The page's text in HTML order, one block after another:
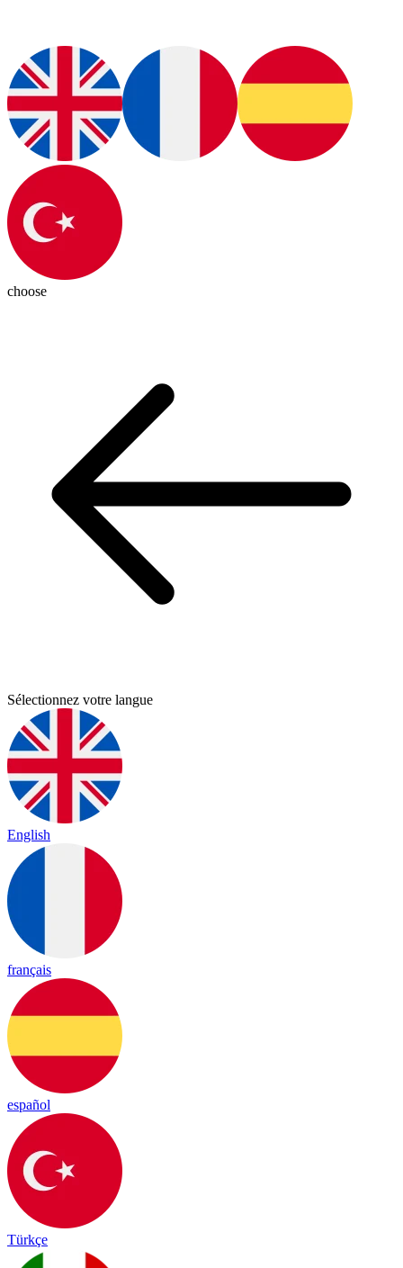
choose
Sélectionnez votre langue
English
français
español
Türkçe